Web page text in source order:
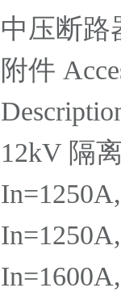
中压断路
附件
12kV 隔